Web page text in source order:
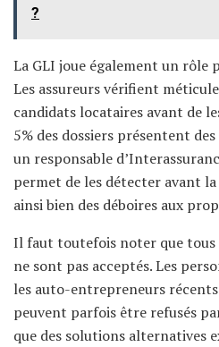
?
La GLI joue également un rôle
Les assureurs vérifient
candidats locataires avant de
5% des dossiers présentent
un responsable
permet de les détecter avant
ainsi bien des déboires aux
Il faut toutefois noter que tous
ne sont pas acceptés. Les
les auto-entrepreneurs
peuvent parfois être refusés
que des solutions alternatives